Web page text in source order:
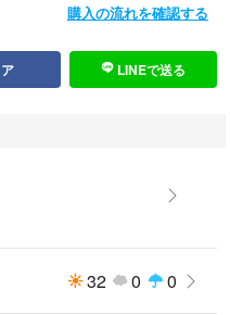
購入の流れを確認する
LINEで送る
32 0 0